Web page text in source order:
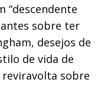
“descendente
sobre ter
desejos de
de vida de
reviravolta sobre